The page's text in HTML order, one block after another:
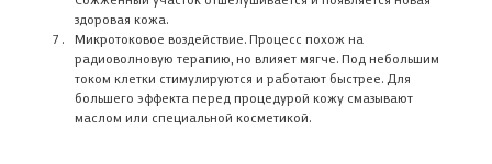
здоровая кожа.
Микротоковое воздействие. Процесс похож на
радиоволновую терапию, но влияет мягче. Под небольшим
током клетки стимулируются и работают быстрее. Для
большего эффекта перед процедурой кожу смазывают
маслом или специальной косметикой.
Авторизоваться по e-mail
Нажимая на кнопку, Вы подтверждаете, что ознакомились
Условиями обработки персональных данных
и даете свое согласие на передачу и обработку Ваших
ДА, ЕСТЬ
У МЕНЯ НЕТ МЕДИЦИНСКОГО
Проверьте данные
Проверьте данные
Обычно письмо доходит в течение пары минут. Если нет, то
можно проверить папку со спамом
Да, закрыть
НЕТ
ОТЛИЧНО
ОТЛИЧНО
ОТЛИЧНО
Я подтверждаю, что ознакомился с
Условиями обработки персональных данных
согласие на передачу и обработку своих персональных
данных.
Нажимая на кнопку, Вы подтверждаете, что ознакомились с
Условиями обработки персональных данных
Условиями обработки персональных данных
ПОДПИСАТЬСЯ НА РАССЫЛКУ
ОТЛИЧНО
ОТЛИЧНО
ОК